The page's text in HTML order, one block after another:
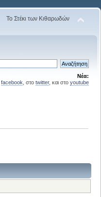
Το Στέκι των Κιθαρωδών
Νέα:
facebook , στο twitter, και στο youtube